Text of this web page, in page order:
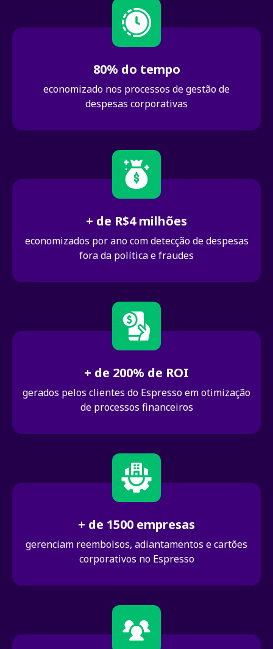
80% do tempo
economizado nos processos de gestão de
despesas corporativas
+ de R$4 milhões
economizados por ano com detecção de despesas
fora da política e fraudes
+ de 200% de ROI
gerados pelos clientes do Espresso em otimização
de processos financeiros
+ de 1500 empresas
gerenciam reembolsos, adiantamentos e cartões
corporativos no Espresso